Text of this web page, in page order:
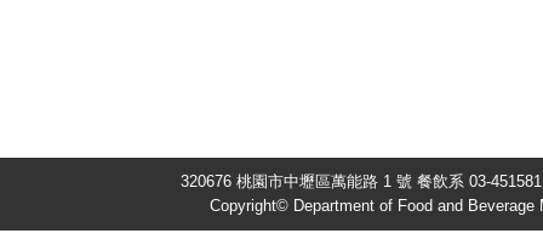
320676 桃園市中壢區萬能路 1 號 餐飲系 03-
Copyright© Department of Food and